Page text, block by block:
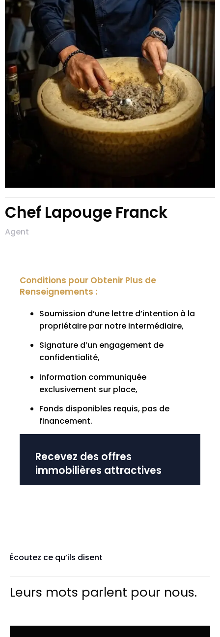
Chef Lapouge Franck
Agent
Conditions pour Obtenir Plus de
Renseignements :
Soumission d’une lettre d’intention à la
propriétaire par notre intermédiaire,
Signature d’un engagement de
confidentialité,
Information communiquée
exclusivement sur place,
Fonds disponibles requis, pas de
financement.
Recevez des offres
immobilières attractives
Écoutez ce qu’ils disent
Leurs mots parlent pour nous.